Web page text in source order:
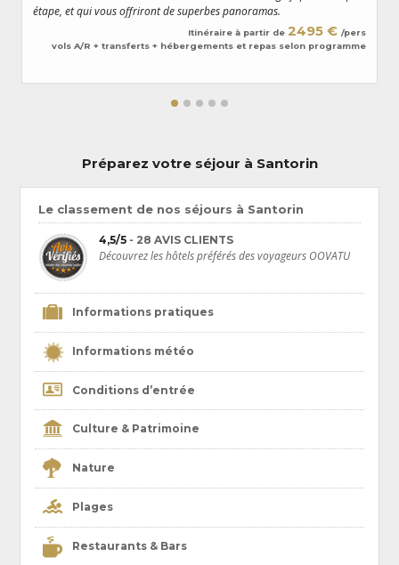
étape, et qui vous offriront de superbes panoramas.
Itinéraire à partir de 2495 € /pers
vols A/R + transferts + hébergements et repas selon programme
Préparez votre séjour à Santorin
Le classement de nos séjours à Santorin
4,5/5 - 28 AVIS CLIENTS
Découvrez les hôtels préférés des voyageurs OOVATU
Informations pratiques
Informations météo
Conditions d’entrée
Culture & Patrimoine
Nature
Plages
Restaurants & Bars